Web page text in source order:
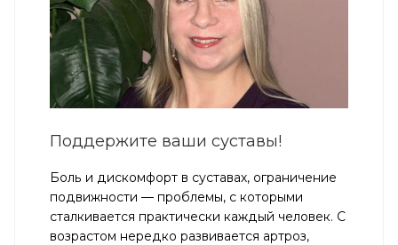
Поддержите ваши суставы!
Боль и дискомфорт в суставах, ограничение
подвижности — проблемы, с которыми
сталкивается практически каждый человек. С
возрастом нередко развивается артроз,